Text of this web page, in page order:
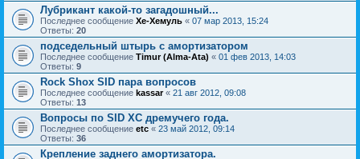
Лубрикант какой-то загадошный...
Последнее сообщение Хе-Хемуль « 07 мар 2013, 15:24
Ответы: 20
подседельный штырь с амортизатором
Последнее сообщение Timur (Alma-Ata) « 01 фев 2013, 14:03
Ответы: 9
Rock Shox SID пара вопросов
Последнее сообщение kassar« 21 авг 2012, 09:08
Ответы: 13
Вопросы по SID XC дремучего года.
Последнее сообщение etc « 23 май 2012, 09:14
Ответы: 36
Крепление заднего амортизатора.